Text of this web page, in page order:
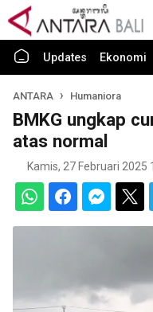
Updates Ekonomi
ANTARA Humaniora
BMKG ungkap
atas normal
Kamis, 27 Februari 2025